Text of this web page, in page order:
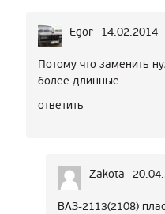
Egor 14.02.2014
Потому что заменить
более длинные
ответить
Zakota
ВАЗ-2113(2108)